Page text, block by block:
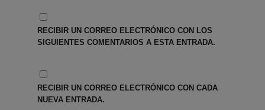
RECIBIR UN CORREO ELECTRÓNICO CON LOS
SIGUIENTES COMENTARIOS A ESTA ENTRADA.
RECIBIR UN CORREO ELECTRÓNICO CON CADA
NUEVA ENTRADA.